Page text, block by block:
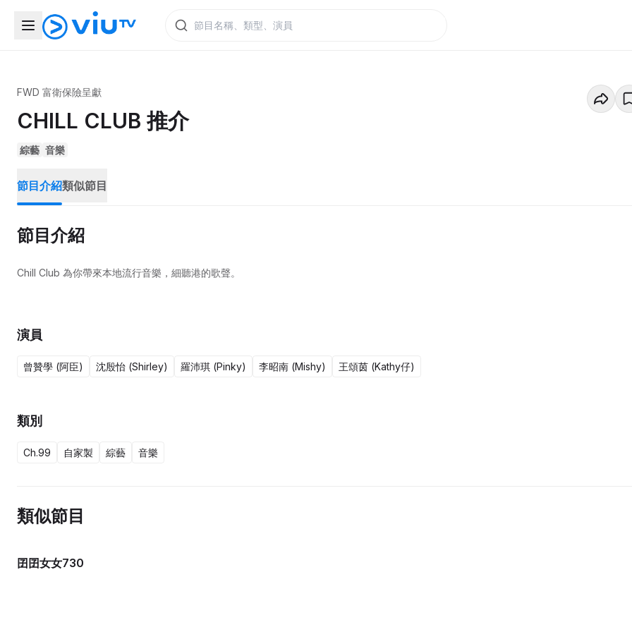
FWD 富衛保險呈獻
CHILL CLUB 推介
綜藝 音樂
節目介紹類似節目
節目介紹
Chill Club 為你帶來本地流行音樂，細聽港的歌聲。
演員
曾贊學 (阿臣) 沈殷怡 (Shirley) 羅沛琪 (Pinky) 李昭南 (Mishy) 王頌茵 (Kathy仔)
類別
Ch.99 自家製 綜藝 音樂
類似節目
囝囝女女730